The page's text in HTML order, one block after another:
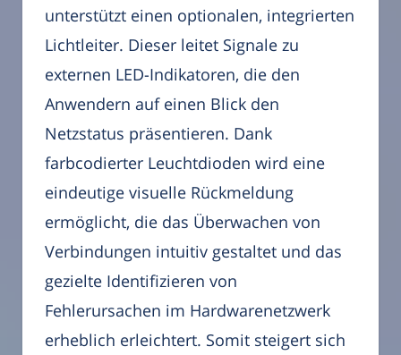
unterstützt einen optionalen, integrierten
Lichtleiter. Dieser leitet Signale zu
externen LED-Indikatoren, die den
Anwendern auf einen Blick den
Netzstatus präsentieren. Dank
farbcodierter Leuchtdioden wird eine
eindeutige visuelle Rückmeldung
ermöglicht, die das Überwachen von
Verbindungen intuitiv gestaltet und das
gezielte Identifizieren von
Fehlerursachen im Hardwarenetzwerk
erheblich erleichtert. Somit steigert sich